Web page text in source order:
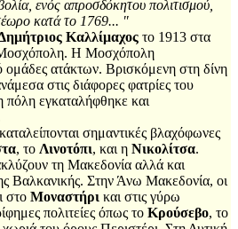
ενός απροσδόκητου πολιτισμού,
κατά το 1769... "
Καλλίμαχος το 1913 στα
Η Μοσχόπολη
ατάκτων. Βρισκόμενη στη δίνη
στις διάφορες φατρίες του
εγκαταλήφθηκε και
σημαντικές βλαχόφωνες
, το Λινοτόπι, και η Νικολίτσα.
τη Μακεδονία αλλά και
Βαλκανικής. Στην Άνω Μακεδονία, οι
στο Μοναστήρι και στις γύρω
πολιτείες όπως το Κρούσεβο, το